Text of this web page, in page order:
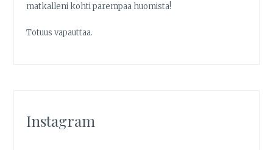
matkalleni kohti parempaa huomista!
Totuus vapauttaa.
Instagram